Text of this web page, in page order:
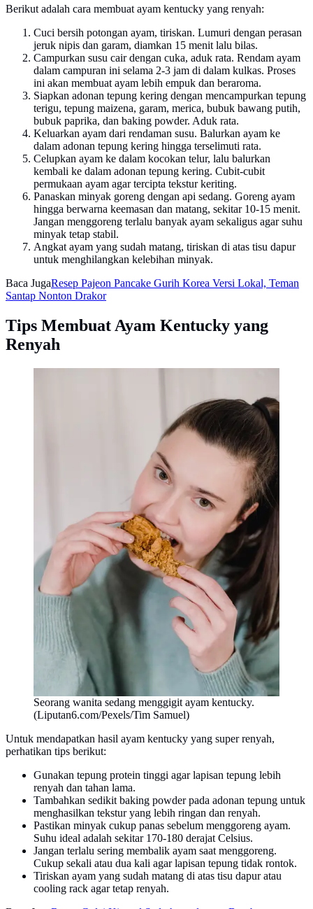
Berikut adalah cara membuat ayam kentucky yang renyah:
Cuci bersih potongan ayam, tiriskan. Lumuri dengan perasan
jeruk nipis dan garam, diamkan 15 menit lalu bilas.
Campurkan susu cair dengan cuka, aduk rata. Rendam ayam
dalam campuran ini selama 2-3 jam di dalam kulkas. Proses
ini akan membuat ayam lebih empuk dan beraroma.
Siapkan adonan tepung kering dengan mencampurkan tepung
terigu, tepung maizena, garam, merica, bubuk bawang putih,
bubuk paprika, dan baking powder. Aduk rata.
Keluarkan ayam dari rendaman susu. Balurkan ayam ke
dalam adonan tepung kering hingga terselimuti rata.
Celupkan ayam ke dalam kocokan telur, lalu balurkan
kembali ke dalam adonan tepung kering. Cubit-cubit
permukaan ayam agar tercipta tekstur keriting.
Panaskan minyak goreng dengan api sedang. Goreng ayam
hingga berwarna keemasan dan matang, sekitar 10-15 menit.
Jangan menggoreng terlalu banyak ayam sekaligus agar suhu
minyak tetap stabil.
Angkat ayam yang sudah matang, tiriskan di atas tisu dapur
untuk menghilangkan kelebihan minyak.
Baca JugaResep Pajeon Pancake Gurih Korea Versi Lokal, Teman
Santap Nonton Drakor
Tips Membuat Ayam Kentucky yang
Renyah
Seorang wanita sedang menggigit ayam kentucky.
(Liputan6.com/Pexels/Tim Samuel)
Untuk mendapatkan hasil ayam kentucky yang super renyah,
perhatikan tips berikut:
Gunakan tepung protein tinggi agar lapisan tepung lebih
renyah dan tahan lama.
Tambahkan sedikit baking powder pada adonan tepung untuk
menghasilkan tekstur yang lebih ringan dan renyah.
Pastikan minyak cukup panas sebelum menggoreng ayam.
Suhu ideal adalah sekitar 170-180 derajat Celsius.
Jangan terlalu sering membalik ayam saat menggoreng.
Cukup sekali atau dua kali agar lapisan tepung tidak rontok.
Tiriskan ayam yang sudah matang di atas tisu dapur atau
cooling rack agar tetap renyah.